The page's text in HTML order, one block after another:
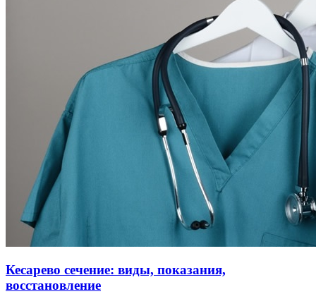
Кесарево сечение: виды, показания,
восстановление